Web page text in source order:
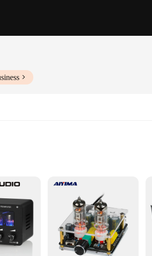
seeking to elevate their home cinema
home theater setup. The high-quality aluminum